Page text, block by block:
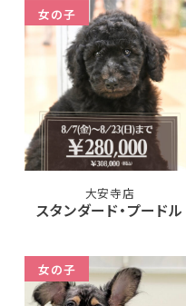
女の子
大安寺店
スタンダード・プードル
女の子